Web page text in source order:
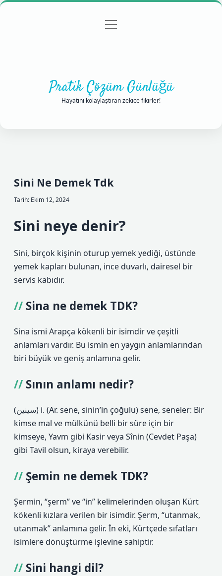
Gizlilik Politikası
menüyü
Pratik Çözüm Günlüğü
Hayatını kolaylaştıran zekice fikirler!
Sini Ne Demek Tdk
Tarih: Ekim 12, 2024
Sini neye denir?
Sini, birçok kişinin oturup yemek yediği, üstünde
yemek kapları bulunan, ince duvarlı, dairesel bir
servis kabıdır.
Sina ne demek TDK?
Sina ismi Arapça kökenli bir isimdir ve çeşitli
anlamları vardır. Bu ismin en yaygın anlamlarından
biri büyük ve geniş anlamına gelir.
Sının anlamı nedir?
(ﺳﻴﻨﻴﻦ) i. (Ar. sene, sinin’in çoğulu) sene, seneler: Bir
kimse mal ve mülkünü belli bir süre için bir
kimseye, Yavm gibi Kasir veya Sînin (Cevdet Paşa)
gibi Tavil olsun, kiraya verebilir.
Şemin ne demek TDK?
Şermin, “şerm” ve “in” kelimelerinden oluşan Kürt
kökenli kızlara verilen bir isimdir. Şerm, “utanmak,
utanmak” anlamına gelir. İn eki, Kürtçede sıfatları
isimlere dönüştürme işlevine sahiptir.
Sini hangi dil?